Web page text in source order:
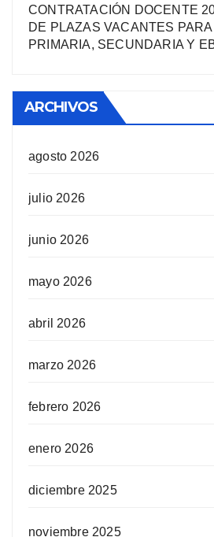
CONTRATACIÓN DOCENTE
DE PLAZAS VACANTES
PRIMARIA, SECUNDARIA Y
ARCHIVOS
agosto 2026
julio 2026
junio 2026
mayo 2026
abril 2026
marzo 2026
febrero 2026
enero 2026
diciembre 2025
noviembre 2025